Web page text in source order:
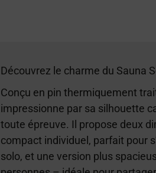
Découvrez le charme du Sauna
Conçu en pin thermiquement
impressionne par sa silhouette
toute épreuve. Il propose deux
compact individuel, parfait pour
solo, et une version plus